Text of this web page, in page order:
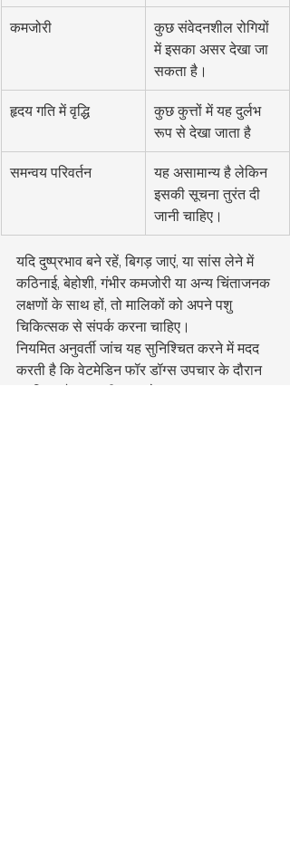
कमजोरी
कुछ संवेदनशील रोगियों
में इसका असर देखा जा
सकता है।
हृदय गति में वृद्धि
कुछ कुत्तों में यह दुर्लभ
रूप से देखा जाता है
समन्वय परिवर्तन
यह असामान्य है लेकिन
इसकी सूचना तुरंत दी
जानी चाहिए।
यदि दुष्प्रभाव बने रहें, बिगड़ जाएं, या सांस लेने में
कठिनाई, बेहोशी, गंभीर कमजोरी या अन्य चिंताजनक
लक्षणों के साथ हों, तो मालिकों को अपने पशु
चिकित्सक से संपर्क करना चाहिए।
नियमित अनुवर्ती जांच यह सुनिश्चित करने में मदद
करती है कि वेटमेडिन फॉर डॉग्स उपचार के दौरान
सुरक्षित और प्रभावी बना रहे।